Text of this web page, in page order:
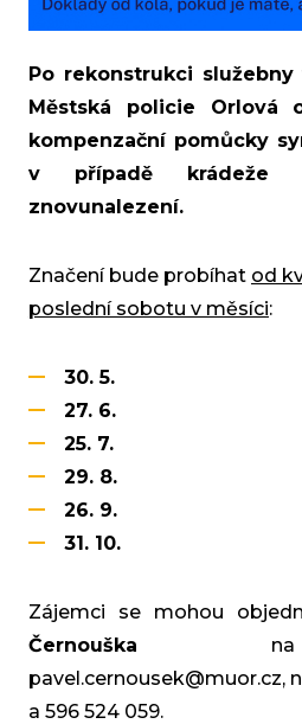
Po rekonstrukci
Městská policie Orlová
kompenzační pomůcky
v případě krádeže
znovunalezení.
Značení bude probíhat od
poslední sobotu v měsíci:
30. 5.
27. 6.
25. 7.
29. 8.
26. 9.
31. 10.
Zájemci se mohou
Černouška na
pavel.cernousek@muor.cz,
a 596 524 059.